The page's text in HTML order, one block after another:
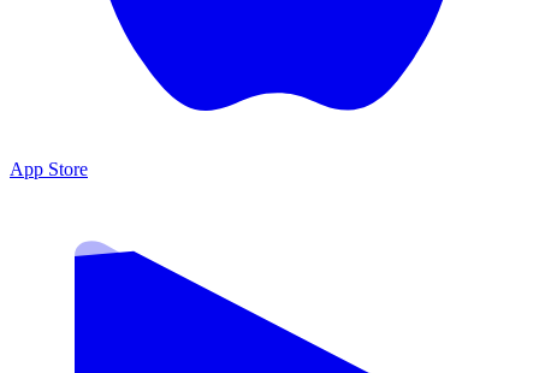
App Store